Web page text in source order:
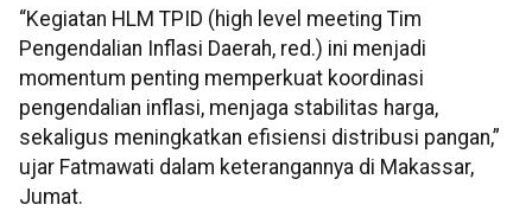
“Kegiatan HLM TPID (high level meeting Tim
Pengendalian Inflasi Daerah, red.) ini menjadi
momentum penting memperkuat koordinasi
pengendalian inflasi, menjaga stabilitas harga,
sekaligus meningkatkan efisiensi distribusi pangan,”
ujar Fatmawati dalam keterangannya di Makassar,
Jumat.